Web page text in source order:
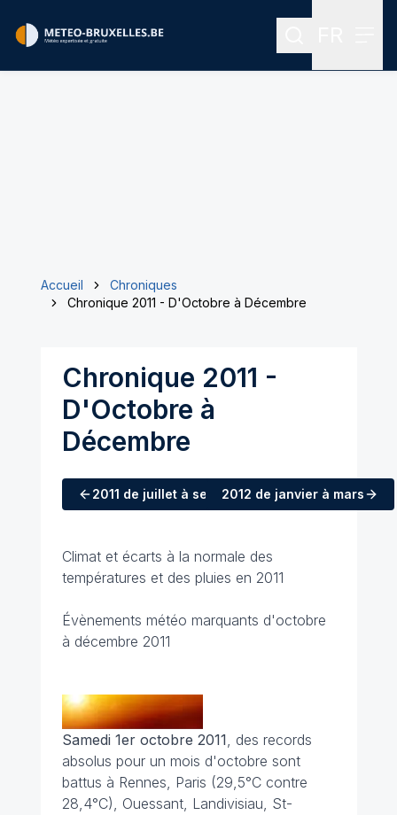
Rechercher
Accueil
Chroniques
Chronique 2011 - D'Octobre à Décembre
Chronique 2011 -
D'Octobre à
Décembre
2011 de juillet à septembre
2012 de janvier à mars
Climat et écarts à la normale des
températures et des pluies en 2011
Évènements météo marquants d'octobre
à décembre 2011
Samedi 1er octobre 2011, des records
absolus pour un mois d'octobre sont
battus à Rennes, Paris (29,5°C contre
28,4°C), Ouessant, Landivisiau, St-